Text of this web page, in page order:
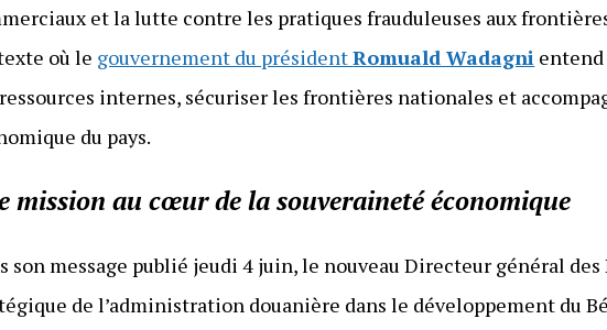
et la lutte contre les pratiques frauduleuses aux
où le gouvernement du présidentRomuald Wadagni
internes, sécuriser les frontières nationales et
du pays.
mission au cœur de la souveraineté économique
son message publié jeudi 4 juin, le nouveau Directeur général
de l’administration douanière dans le développement du